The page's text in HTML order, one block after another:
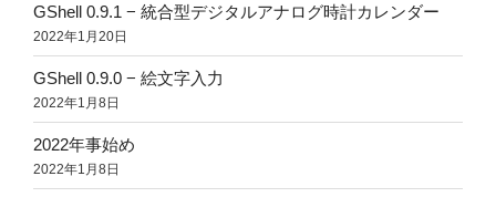
GShell 0.9.1 − 統合型デジタルアナログ時計カレンダー
2022年1月20日
GShell 0.9.0 − 絵文字入力
2022年1月8日
2022年事始め
2022年1月8日